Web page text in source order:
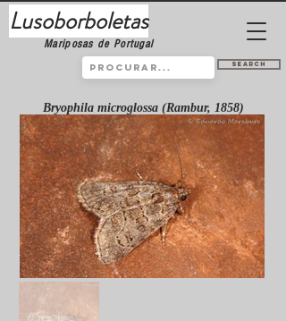
Lusoborboletas
Mariposas de Portugal
Search
Bryophila microglossa (Rambur, 1858)